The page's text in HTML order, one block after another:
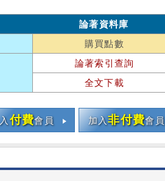
論著資料庫
購買點數
論著索引查詢
全文下載
付費會員 加入非付費會員